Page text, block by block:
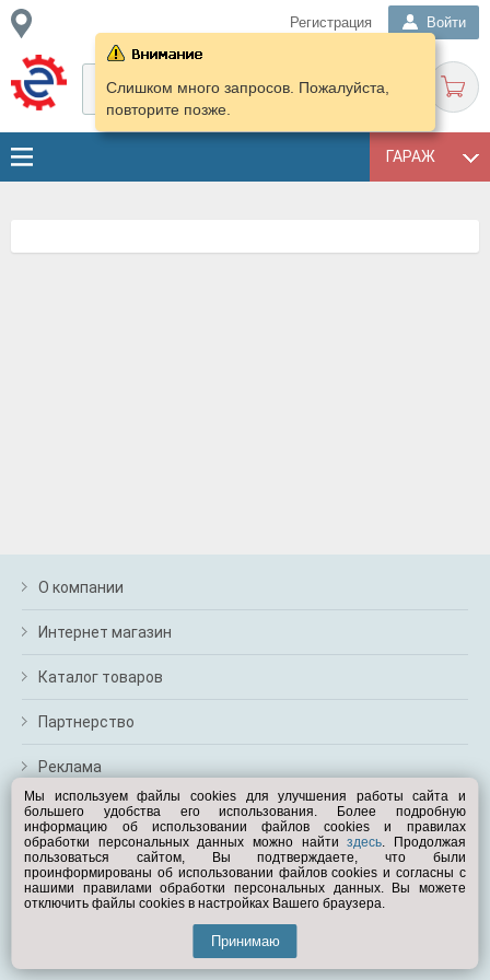
Регистрация Войти
ГАРАЖ
Слишком много запросов. Пожалуйста,
повторите позже.
О компании
Интернет магазин
Каталог товаров
Партнерство
Реклама
Перейти на полную версию
Вам помочь?
© Exist.ru 1998—2026
Мы используем файлы cookies для улучшения работы сайта и
большего удобства его использования. Более подробную
информацию об использовании файлов cookies и правилах
обработки персональных данных можно найтиздесь. Продолжая
пользоваться сайтом, Вы подтверждаете, что были
проинформированы об использовании файлов cookies и согласны с
нашими правилами обработки персональных данных. Вы можете
отключить файлы cookies в настройках Вашего браузера.
Принимаю